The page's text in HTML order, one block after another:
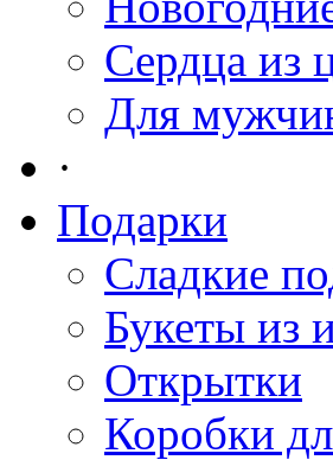
Сердца из
Для
·
Подарки
Сладкие
Букеты из
Открытки
Коробки